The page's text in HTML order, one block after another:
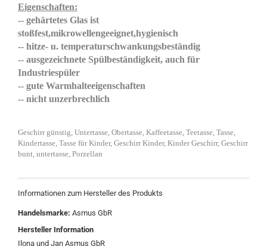
Eigenschaften:
-- gehärtetes Glas ist
stoßfest,mikrowellengeeignet,hygienisch
-- hitze- u. temperaturschwankungsbeständig
-- ausgezeichnete Spülbeständigkeit, auch für
Industriespüler
-- gute Warmhalteeigenschaften
-- nicht unzerbrechlich
Geschirr günstig, Untertasse, Obertasse, Kaffeetasse, Teetasse, Tasse,
Kindertasse, Tasse für Kinder, Geschirr Kinder, Kinder Geschirr, Geschirr
bunt, untertasse, Porzellan
Informationen zum Hersteller des Produkts
Handelsmarke: Asmus GbR
Hersteller Information
Ilona und Jan Asmus GbR